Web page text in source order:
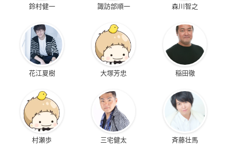
鈴村健一 諏訪部順一 森川智之
花江夏樹 大塚芳忠 稲田徹
村瀬歩 三宅健太 斉藤壮馬